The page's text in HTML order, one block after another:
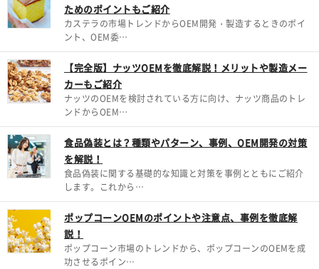
ためのポイントもご紹介
カステラの市場トレンドからOEM開発・製造するときのポイ
ント、OEM委…
【完全版】ナッツOEMを徹底解説！メリットや製造メー
カーもご紹介
ナッツのOEMを検討されている方に向け、ナッツ商品のトレ
ンドからOEM…
食品偽装とは？種類やパターン、事例、OEM開発の対策
を解説！
食品偽装に関する基礎的な知識と対策を事例とともにご紹介
します。これから…
ポップコーンOEMのポイントや注意点、事例を徹底解
説！
ポップコーン市場のトレンドから、ポップコーンのOEMを成
功させるポイン…